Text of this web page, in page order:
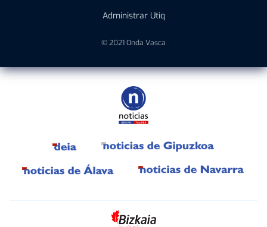
Administrar Utiq
© 2021 Onda Vasca